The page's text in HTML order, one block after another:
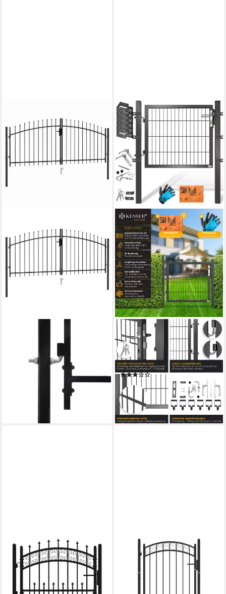
Doppeltür mit Dornenaufsatz
299,5 x 174,5 cm
lieferbar - in 5-6 Werktagen bei dir
KESSER
Gartentor, Gartentor Premium
Gartentür aus Metall
verzinktem Stahl
(1)
139,80 €
lieferbar - in 4-5 Werktagen bei dir